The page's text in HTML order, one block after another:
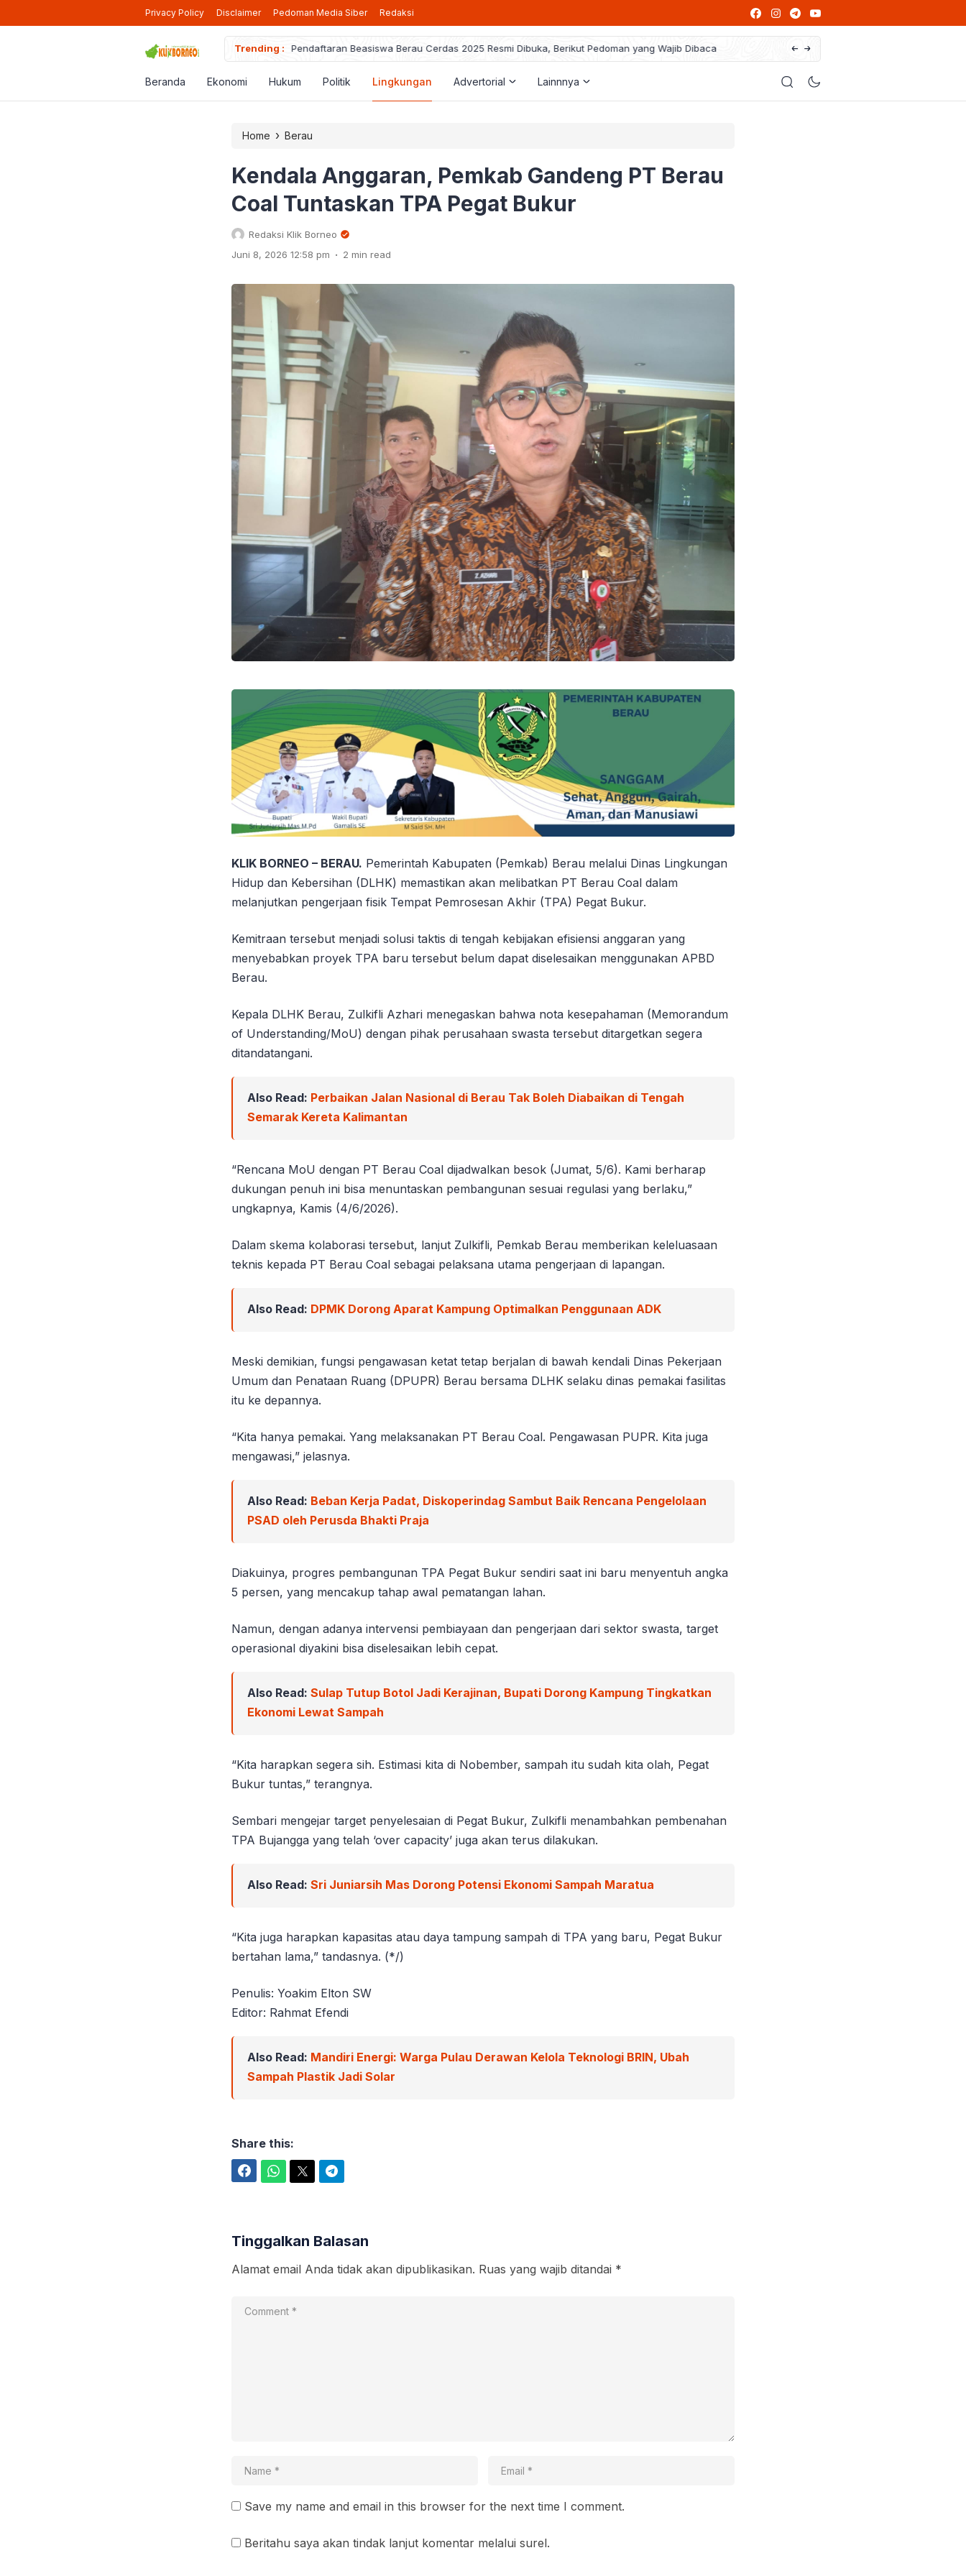
Privacy Policy Disclaimer Pedoman Media Siber Redaksi
Trending : Pendaftaran Beasiswa Berau Cerdas 2025 Resmi Dibuka, Berikut Pedoman yang Wajib Dibaca Ikut Program PPG, Guru Honorer Bisa
Beranda Ekonomi Hukum Politik Lingkungan Advertorial Lainnnya
Home › Berau
Kendala Anggaran, Pemkab Gandeng PT Berau
Coal Tuntaskan TPA Pegat Bukur
Redaksi Klik Borneo
Juni 8, 2026 12:58 pm . 2 min read
KLIK BORNEO – BERAU. Pemerintah Kabupaten (Pemkab) Berau melalui Dinas Lingkungan
Hidup dan Kebersihan (DLHK) memastikan akan melibatkan PT Berau Coal dalam
melanjutkan pengerjaan fisik Tempat Pemrosesan Akhir (TPA) Pegat Bukur.
Kemitraan tersebut menjadi solusi taktis di tengah kebijakan efisiensi anggaran yang
menyebabkan proyek TPA baru tersebut belum dapat diselesaikan menggunakan APBD
Berau.
Kepala DLHK Berau, Zulkifli Azhari menegaskan bahwa nota kesepahaman (Memorandum
of Understanding/MoU) dengan pihak perusahaan swasta tersebut ditargetkan segera
ditandatangani.
Also Read: Perbaikan Jalan Nasional di Berau Tak Boleh Diabaikan di Tengah
Semarak Kereta Kalimantan
“Rencana MoU dengan PT Berau Coal dijadwalkan besok (Jumat, 5/6). Kami berharap
dukungan penuh ini bisa menuntaskan pembangunan sesuai regulasi yang berlaku,”
ungkapnya, Kamis (4/6/2026).
Dalam skema kolaborasi tersebut, lanjut Zulkifli, Pemkab Berau memberikan keleluasaan
teknis kepada PT Berau Coal sebagai pelaksana utama pengerjaan di lapangan.
Also Read: DPMK Dorong Aparat Kampung Optimalkan Penggunaan ADK
Meski demikian, fungsi pengawasan ketat tetap berjalan di bawah kendali Dinas Pekerjaan
Umum dan Penataan Ruang (DPUPR) Berau bersama DLHK selaku dinas pemakai fasilitas
itu ke depannya.
“Kita hanya pemakai. Yang melaksanakan PT Berau Coal. Pengawasan PUPR. Kita juga
mengawasi,” jelasnya.
Also Read: Beban Kerja Padat, Diskoperindag Sambut Baik Rencana Pengelolaan
PSAD oleh Perusda Bhakti Praja
Diakuinya, progres pembangunan TPA Pegat Bukur sendiri saat ini baru menyentuh angka
5 persen, yang mencakup tahap awal pematangan lahan.
Namun, dengan adanya intervensi pembiayaan dan pengerjaan dari sektor swasta, target
operasional diyakini bisa diselesaikan lebih cepat.
Also Read: Sulap Tutup Botol Jadi Kerajinan, Bupati Dorong Kampung Tingkatkan
Ekonomi Lewat Sampah
“Kita harapkan segera sih. Estimasi kita di Nobember, sampah itu sudah kita olah, Pegat
Bukur tuntas,” terangnya.
Sembari mengejar target penyelesaian di Pegat Bukur, Zulkifli menambahkan pembenahan
TPA Bujangga yang telah ‘over capacity’ juga akan terus dilakukan.
Also Read: Sri Juniarsih Mas Dorong Potensi Ekonomi Sampah Maratua
“Kita juga harapkan kapasitas atau daya tampung sampah di TPA yang baru, Pegat Bukur
bertahan lama,” tandasnya. (*/)
Penulis: Yoakim Elton SW
Editor: Rahmat Efendi
Also Read: Mandiri Energi: Warga Pulau Derawan Kelola Teknologi BRIN, Ubah
Sampah Plastik Jadi Solar
Share this:
Tinggalkan Balasan
Alamat email Anda tidak akan dipublikasikan. Ruas yang wajib ditandai *
Save my name and email in this browser for the next time I comment.
Beritahu saya akan tindak lanjut komentar melalui surel.